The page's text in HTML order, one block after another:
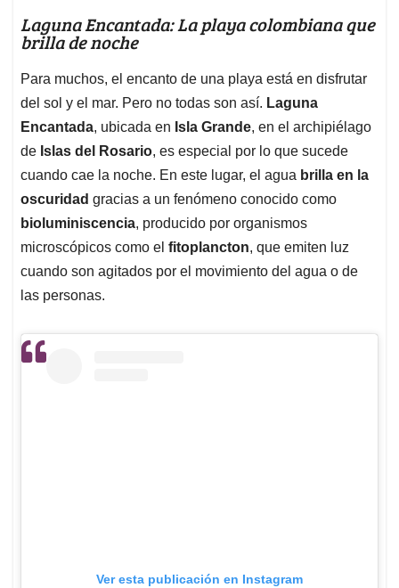
Laguna Encantada: La playa colombiana que
brilla de noche
Para muchos, el encanto de una playa está en disfrutar
del sol y el mar. Pero no todas son así. Laguna
Encantada, ubicada en Isla Grande, en el archipiélago
de Islas del Rosario, es especial por lo que sucede
cuando cae la noche. En este lugar, el agua brilla en la
oscuridad gracias a un fenómeno conocido como
bioluminiscencia, producido por organismos
microscópicos como el fitoplancton, que emiten luz
cuando son agitados por el movimiento del agua o de
las personas.
Ver esta publicación en Instagram